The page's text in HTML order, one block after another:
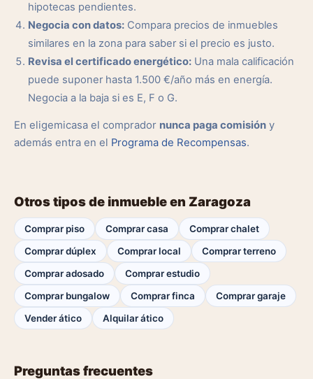
hipotecas pendientes.
Negocia con datos: Compara precios de inmuebles
similares en la zona para saber si el precio es justo.
Revisa el certificado energético: Una mala calificación
puede suponer hasta 1.500 €/año más en energía.
Negocia a la baja si es E, F o G.
En eligemicasa el comprador nunca paga comisión y
además entra en el Programa de Recompensas.
Otros tipos de inmueble en Zaragoza
Comprar piso Comprar casa
Comprar chalet
Comprar dúplex
Comprar local
Comprar terreno
Comprar adosado
Comprar estudio
Comprar bungalow
Comprar finca
Comprar garaje
Vender ático
Alquilar ático
Preguntas frecuentes